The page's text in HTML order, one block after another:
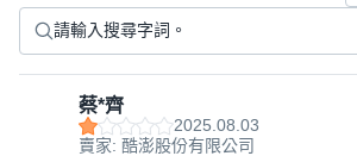
蔡*齊
2025.08.03
賣家: 酷澎股份有限公司